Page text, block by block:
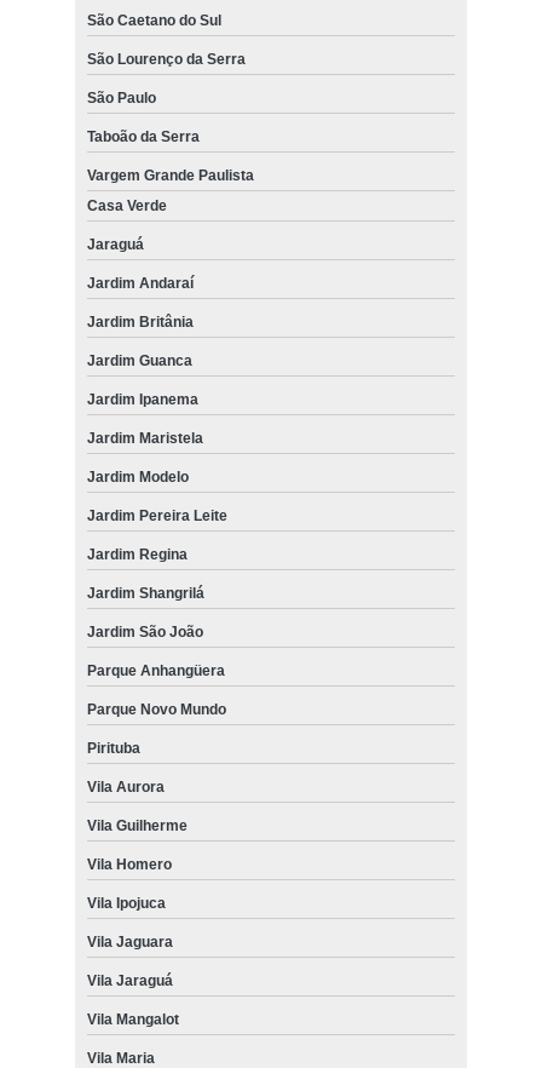
São Caetano do Sul
São Lourenço da Serra
São Paulo
Taboão da Serra
Vargem Grande Paulista
Casa Verde
Jaraguá
Jardim Andaraí
Jardim Britânia
Jardim Guanca
Jardim Ipanema
Jardim Maristela
Jardim Modelo
Jardim Pereira Leite
Jardim Regina
Jardim Shangrilá
Jardim São João
Parque Anhangüera
Parque Novo Mundo
Pirituba
Vila Aurora
Vila Guilherme
Vila Homero
Vila Ipojuca
Vila Jaguara
Vila Jaraguá
Vila Mangalot
Vila Maria